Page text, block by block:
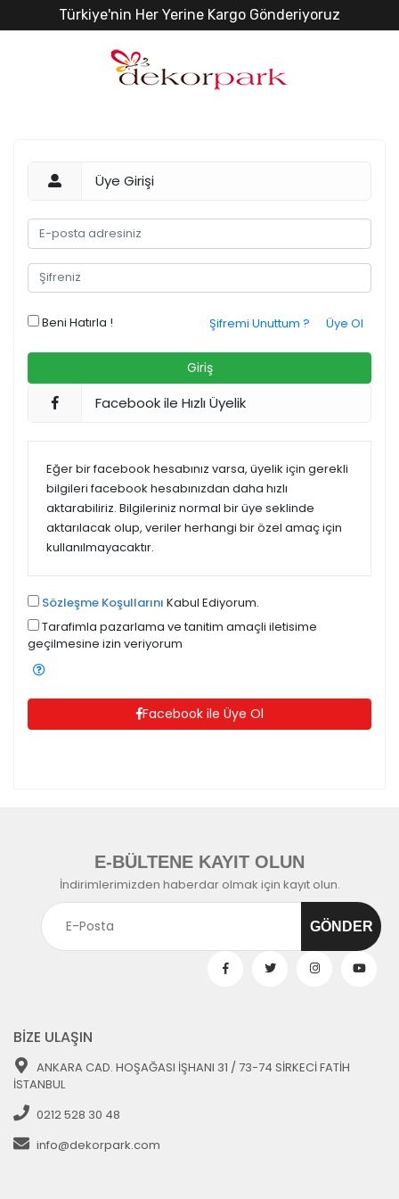
Türkiye'nin Her Yerine Kargo Gönderiyoruz
Üye Girişi
Beni Hatırla ! Üye Ol
Şifremi Unuttum ?
Facebook ile Hızlı Üyelik
Eğer bir facebook hesabınız varsa, üyelik için gerekli
bilgileri facebook hesabınızdan daha hızlı
aktarabiliriz. Bilgileriniz normal bir üye seklinde
aktarılacak olup, veriler herhangi bir özel amaç için
kullanılmayacaktır.
Sözleşme Koşullarını Kabul Ediyorum.
Tarafimla pazarlama ve tanitim amaçli iletisime
geçilmesine izin veriyorum
Facebook ile Üye Ol
E-BÜLTENE KAYIT OLUN
İndirimlerimizden haberdar olmak için kayıt olun.
BİZE ULAŞIN
ANKARA CAD. HOŞAĞASI İŞHANI 31 / 73-74 SİRKECİ FATİH
İSTANBUL
0212 528 30 48
info@dekorpark.com